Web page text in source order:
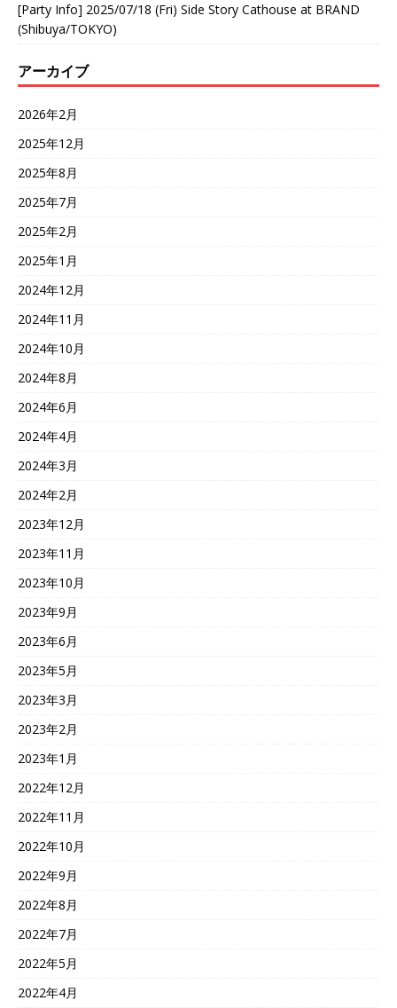
[Party Info] 2025/07/18 (Fri) Side Story Cathouse at BRAND
(Shibuya/TOKYO)
アーカイブ
2026年2月
2025年12月
2025年8月
2025年7月
2025年2月
2025年1月
2024年12月
2024年11月
2024年10月
2024年8月
2024年6月
2024年4月
2024年3月
2024年2月
2023年12月
2023年11月
2023年10月
2023年9月
2023年6月
2023年5月
2023年3月
2023年2月
2023年1月
2022年12月
2022年11月
2022年10月
2022年9月
2022年8月
2022年7月
2022年5月
2022年4月